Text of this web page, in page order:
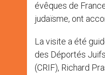
évêques de
judaïsme, ont
La visite a été
des Déportés
(CRIF), Richard